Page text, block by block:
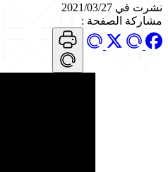
نشرت في 2021/03/27
مشاركة الصفحة :